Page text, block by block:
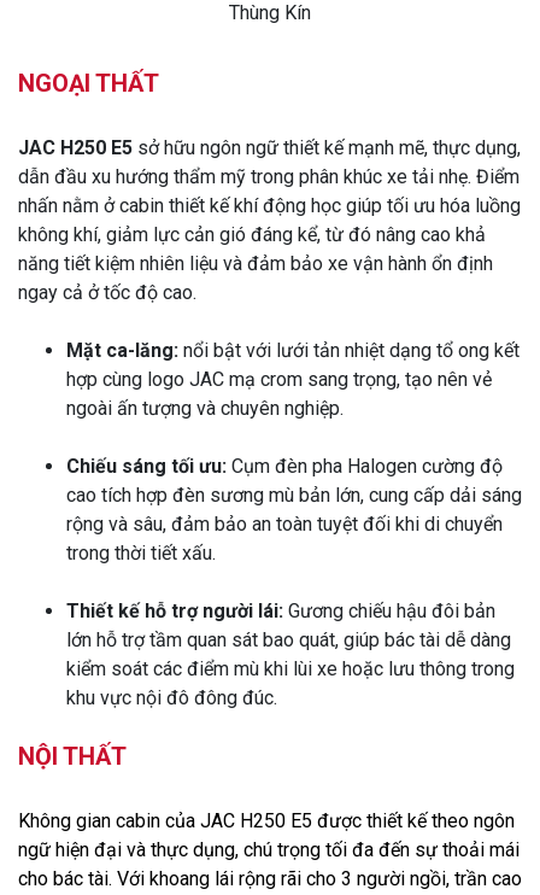
Thùng Kín
NGOẠI THẤT
JAC H250 E5 sở hữu ngôn ngữ thiết kế mạnh mẽ, thực dụng,
dẫn đầu xu hướng thẩm mỹ trong phân khúc xe tải nhẹ. Điểm
nhấn nằm ở cabin thiết kế khí động học giúp tối ưu hóa luồng
không khí, giảm lực cản gió đáng kể, từ đó nâng cao khả
năng tiết kiệm nhiên liệu và đảm bảo xe vận hành ổn định
ngay cả ở tốc độ cao.
Mặt ca-lăng: nổi bật với lưới tản nhiệt dạng tổ ong kết
hợp cùng logo JAC mạ crom sang trọng, tạo nên vẻ
ngoài ấn tượng và chuyên nghiệp.
Chiếu sáng tối ưu: Cụm đèn pha Halogen cường độ
cao tích hợp đèn sương mù bản lớn, cung cấp dải sáng
rộng và sâu, đảm bảo an toàn tuyệt đối khi di chuyển
trong thời tiết xấu.
Thiết kế hỗ trợ người lái: Gương chiếu hậu đôi bản
lớn hỗ trợ tầm quan sát bao quát, giúp bác tài dễ dàng
kiểm soát các điểm mù khi lùi xe hoặc lưu thông trong
khu vực nội đô đông đúc.
NỘI THẤT
Không gian cabin của JAC H250 E5 được thiết kế theo ngôn
ngữ hiện đại và thực dụng, chú trọng tối đa đến sự thoải mái
cho bác tài. Với khoang lái rộng rãi cho 3 người ngồi, trần cao